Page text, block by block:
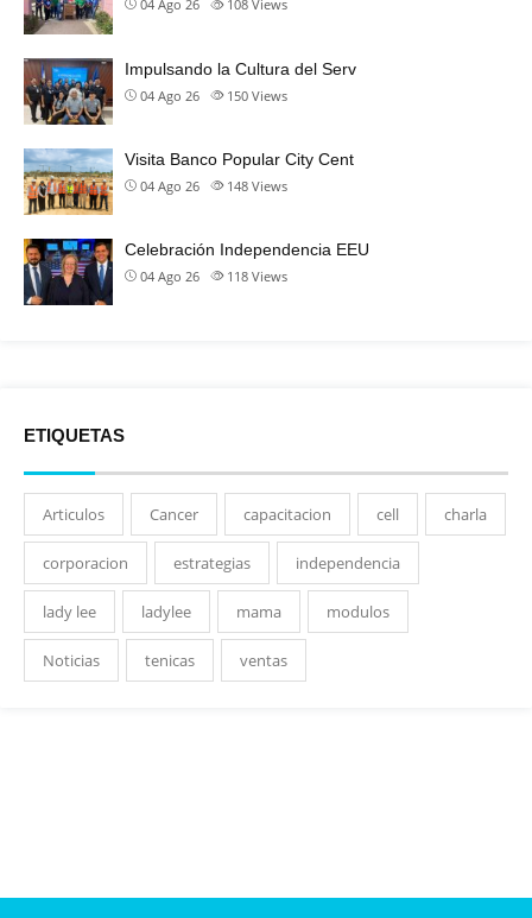
04 Ago 26 108 Views
Impulsando la Cultura del Serv
04 Ago 26 150 Views
Visita Banco Popular City Cent
04 Ago 26 148 Views
Celebración Independencia EEU
04 Ago 26 118 Views
ETIQUETAS
Articulos Cancer capacitacion cell charla
corporacion estrategias independencia
lady lee ladylee mama modulos
Noticias tenicas ventas